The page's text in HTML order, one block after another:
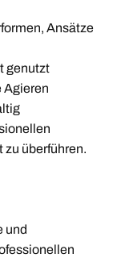
Ansätze
genutzt
Agieren
überführen.
und